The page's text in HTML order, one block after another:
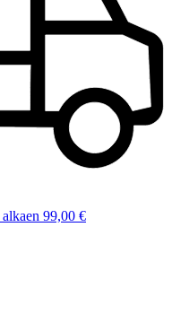
alkaen 99,00 €